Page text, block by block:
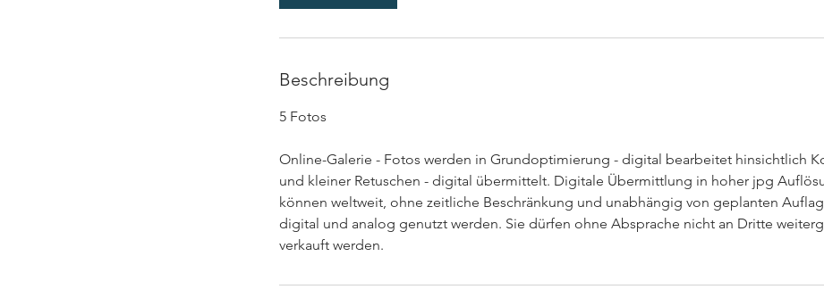
Beschreibung
5 Fotos
Online-Galerie - Fotos werden in Grundoptimierung - digital bearbeitet hinsichtlich
und kleiner Retuschen - digital übermittelt. Digitale Übermittlung in hoher jpg
können weltweit, ohne zeitliche Beschränkung und unabhängig von geplanten
digital und analog genutzt werden. Sie dürfen ohne Absprache nicht an Dritte
verkauft werden.